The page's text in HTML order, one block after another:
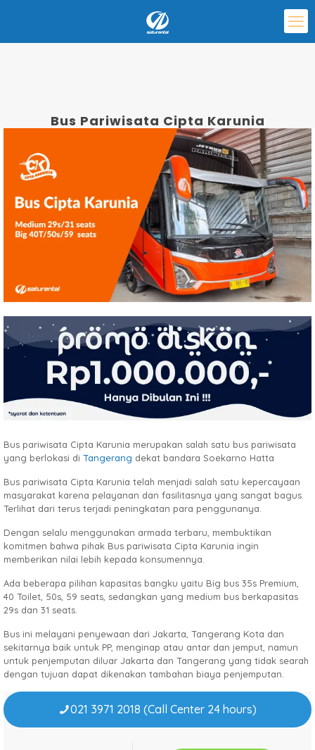
Bus Pariwisata Cipta Karunia
Bus pariwisata Cipta Karunia merupakan salah satu bus pariwisata
yang berlokasi di Tangerang dekat bandara Soekarno Hatta
Bus pariwisata Cipta Karunia telah menjadi salah satu kepercayaan
masyarakat karena pelayanan dan fasilitasnya yang sangat bagus.
Terlihat dari terus terjadi peningkatan para penggunanya.
Dengan selalu menggunakan armada terbaru, membuktikan
komitmen bahwa pihak Bus pariwisata Cipta Karunia ingin
memberikan nilai lebih kepada konsumennya.
Ada beberapa pilihan kapasitas bangku yaitu Big bus 35s Premium,
40 Toilet, 50s, 59 seats, sedangkan yang medium bus berkapasitas
29s dan 31 seats.
Bus ini melayani penyewaan dari Jakarta, Tangerang Kota dan
sekitarnya baik untuk PP, menginap atau antar dan jemput, namun
untuk penjemputan diluar Jakarta dan Tangerang yang tidak searah
dengan tujuan dapat dikenakan tambahan biaya penjemputan.
021 3971 2018 (Call Center 24 hours)